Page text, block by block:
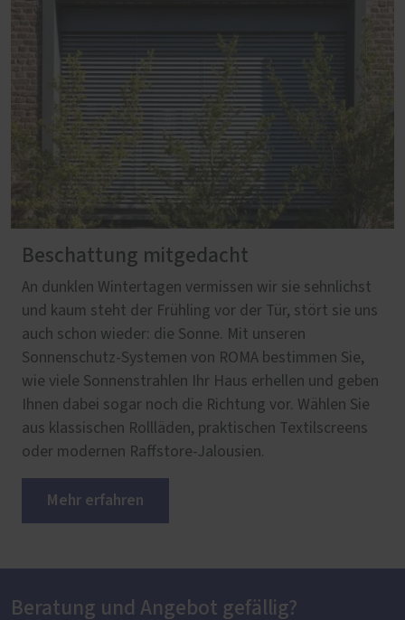
Beschattung mitgedacht
An dunklen Wintertagen vermissen wir sie sehnlichst
und kaum steht der Frühling vor der Tür, stört sie uns
auch schon wieder: die Sonne. Mit unseren
Sonnenschutz-Systemen von ROMA bestimmen Sie,
wie viele Sonnenstrahlen Ihr Haus erhellen und geben
Ihnen dabei sogar noch die Richtung vor. Wählen Sie
aus klassischen Rollläden, praktischen Textilscreens
oder modernen Raffstore-Jalousien.
Mehr erfahren
Beratung und Angebot gefällig?